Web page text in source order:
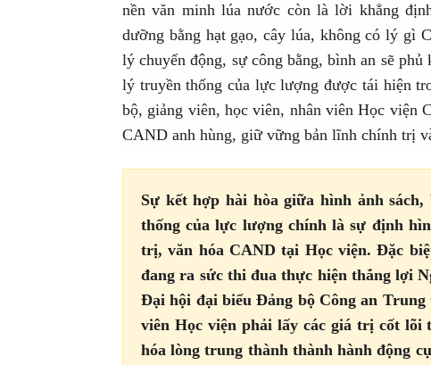
nền văn minh lúa nước còn là lời khẳng
dưỡng bằng hạt gạo, cây lúa, không có lý gì
lý chuyển động, sự công bằng, bình an sẽ
lý truyền thống của lực lượng được tái hiện
bộ, giảng viên, học viên, nhân viên Học
CAND anh hùng, giữ vững bản lĩnh chính trị
Sự kết hợp hài hòa giữa hình ảnh
thống của lực lượng chính là sự định
trị, văn hóa CAND tại Học viện. Đặc
đang ra sức thi đua thực hiện thắng lợi
Đại hội đại biểu Đảng bộ Công an
viên Học viện phải lấy các giá trị cốt
hóa lòng trung thành thành hành động